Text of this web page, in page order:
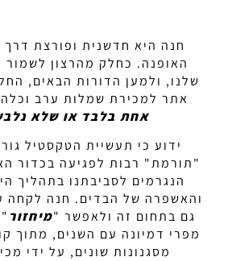
חנה היא חדשנית ופורצת
האופנה. כחלק מהרצון לשמור
שלנו, ולמען הדורות הבאים,
אתר למכירת שמלות ערב וכלה
אחת בלבד או שלא
ידוע כי תעשיית הטקסטיל
"תורמת" רבות לפגיעה בכדור
הנגרמים לסביבתנו בתהליך
והאשפרה של הבדים. חנה לקחה
גם בתחום זה ולאפשר "מיחזור "
מפרי דמיונה עם השנים, מתוך
מסגנונות שונים, על ידי